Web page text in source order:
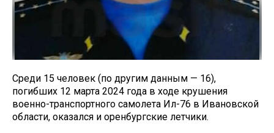
Среди 15 человек (по другим данным — 16),
погибших 12 марта 2024 года в ходе крушения
военно-транспортного самолета Ил-76 в Ивановской
области, оказался и оренбургские летчики.